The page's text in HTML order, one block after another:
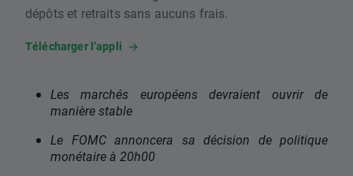
dépôts et retraits sans aucuns frais.
Télécharger l’appli
Les marchés européens devraient ouvrir de
manière stable
Le FOMC annoncera sa décision de politique
monétaire à 20h00